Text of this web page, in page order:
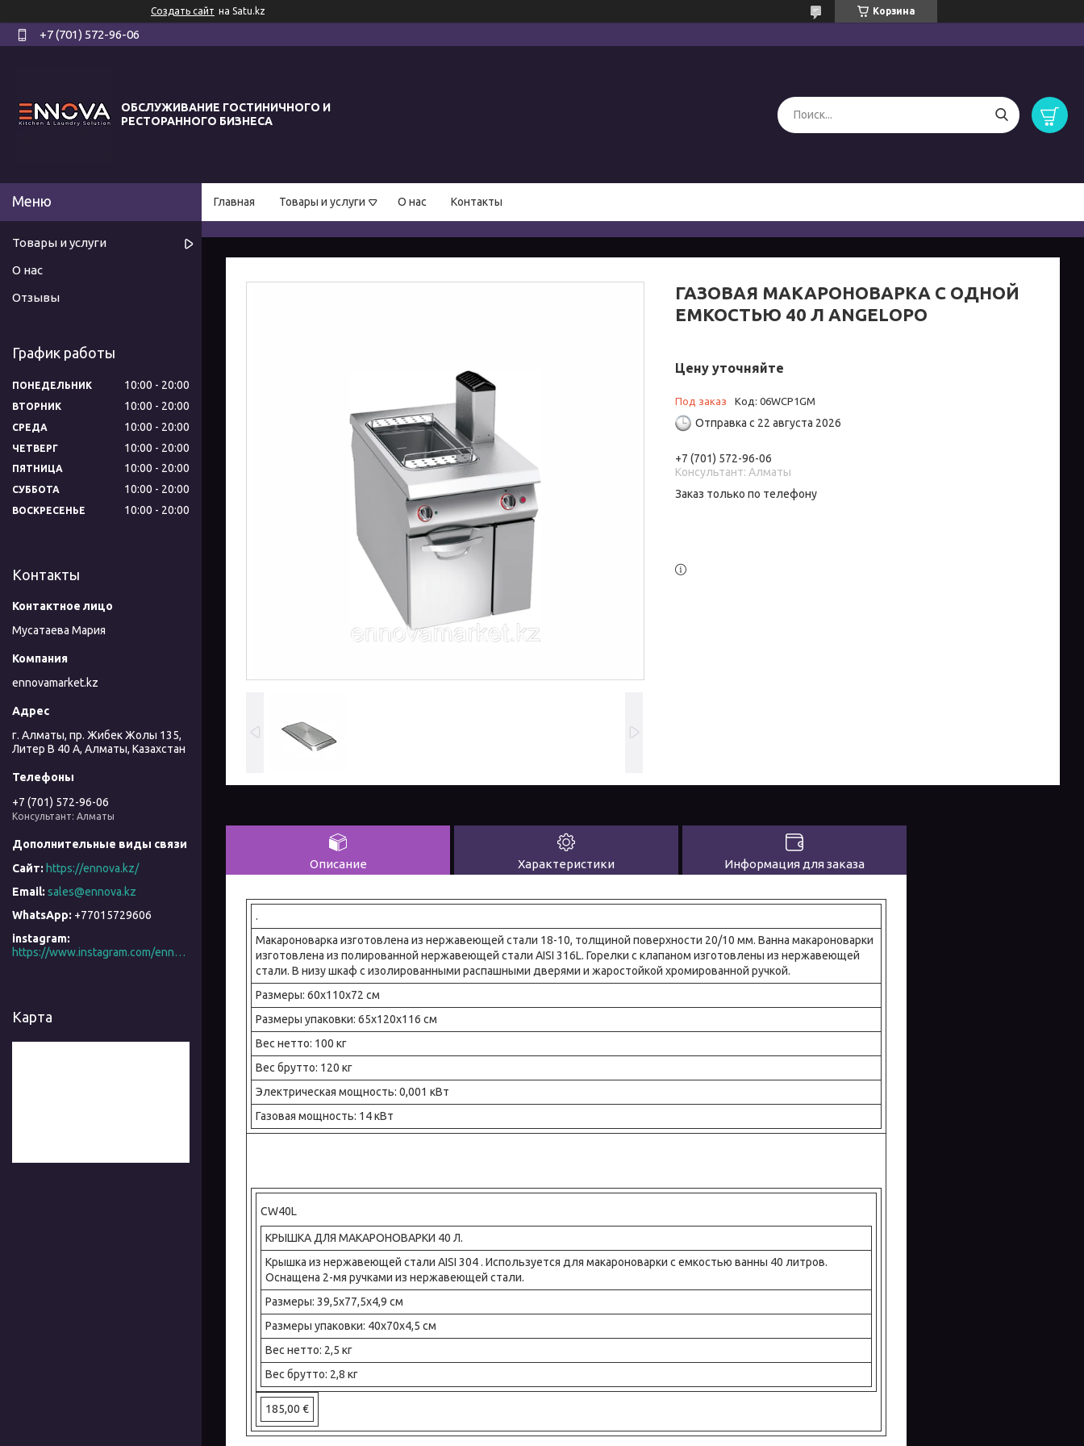
Создать сайт на Satu.kz Корзина
+7 (701) 572-96-06
ОБСЛУЖИВАНИЕ ГОСТИНИЧНОГО И
РЕСТОРАННОГО БИЗНЕСА
Главная Товары и услуги О нас Контакты
ГАЗОВАЯ МАКАРОНОВАРКА С ОДНОЙ
ЕМКОСТЬЮ 40 Л ANGELOPO
Цену уточняйте
Под заказ Код: 06WCP1GM
Отправка с 22 августа 2026
+7 (701) 572-96-06
Консультант: Алматы
Заказ только по телефону
Описание Характеристики Информация для заказа
.
Макароноварка ​​изготовлена из нержавеющей стали 18-10, толщиной поверхности 20/10 мм. Ванна макароноварки
изготовлена из полированной нержавеющей стали AISI 316L. Горелки с клапаном изготовлены из нержавеющей
стали. В низу шкаф с изолированными распашными дверями и жаростойкой хромированной ручкой.
Размеры: 60x110x72 см
Размеры упаковки: 65x120x116 см
Вес нетто: 100 кг
Вес брутто: 120 кг
Электрическая мощность: 0,001 кВт
Газовая мощность: 14 кВт
CW40L
КРЫШКА ДЛЯ МАКАРОНОВАРКИ 40 Л.
Крышка из нержавеющей стали AISI 304 . Используется для макароноварки с емкостью ванны 40 литров.
Оснащена 2-мя ручками из нержавеющей стали.
Размеры: 39,5x77,5x4,9 см
Размеры упаковки: 40x70x4,5 см
Вес нетто: 2,5 кг
Вес брутто: 2,8 кг
185,00 €
Товары и услуги
О нас
Отзывы
График работы
ПОНЕДЕЛЬНИК 10:00 20:00
ВТОРНИК 10:00 20:00
СРЕДА 10:00 20:00
ЧЕТВЕРГ 10:00 20:00
ПЯТНИЦА 10:00 20:00
СУББОТА 10:00 20:00
ВОСКРЕСЕНЬЕ 10:00 20:00
Контакты
Мусатаева Мария
ennovamarket.kz
г. Алматы, пр. Жибек Жолы 135,
Литер В 40 А, Алматы, Казахстан
+7 (701) 572-96-06
Консультант: Алматы
https://ennova.kz/
sales@ennova.kz
+77015729606
instagram
https://www.instagram.com/ennova_horeca/
Карта